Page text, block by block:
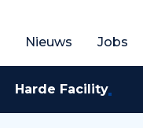
Nieuws Jobs
Harde Facility